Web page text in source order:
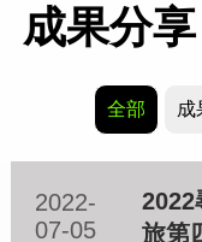
成果分享
全部 成
2022-
07-05
2022
旅第